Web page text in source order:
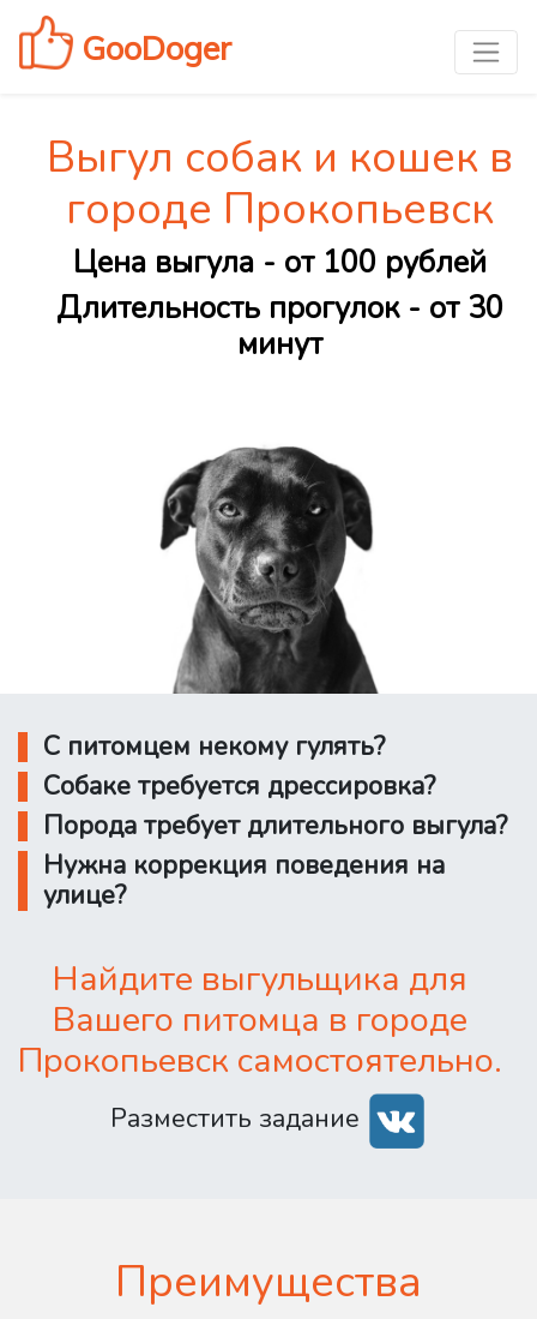
GooDoger
Выгул собак и кошек в
городе Прокопьевск
Цена выгула - от 100 рублей
Длительность прогулок - от 30
минут
С питомцем некому гулять?
Собаке требуется дрессировка?
Порода требует длительного выгула?
Нужна коррекция поведения на
улице?
Найдите выгульщика для
Вашего питомца в городе
Прокопьевск самостоятельно.
Разместить задание
Преимущества